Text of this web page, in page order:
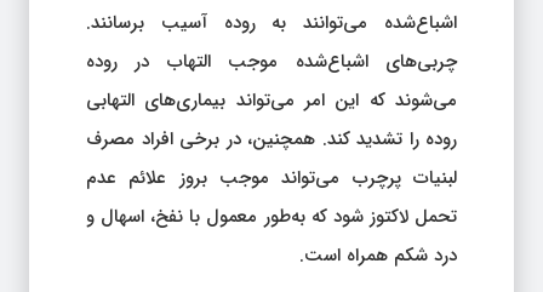
اشباع‌شده می‌توانند به روده آسیب برسانند.
چربی‌های اشباع‌شده موجب التهاب در روده
می‌شوند که این امر می‌تواند بیماری‌های التهابی
روده را تشدید کند. همچنین، در برخی افراد مصرف
لبنیات پرچرب می‌تواند موجب بروز علائم عدم
تحمل لاکتوز شود که به‌طور معمول با نفخ، اسهال و
درد شکم همراه است.